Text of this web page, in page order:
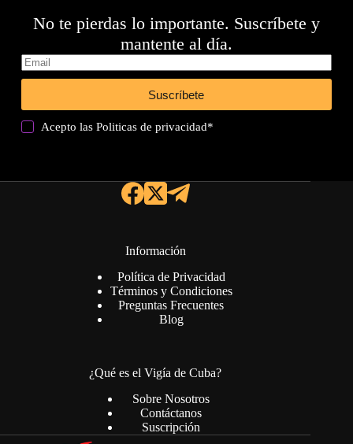
No te pierdas lo importante. Suscríbete y
mantente al día.
Suscríbete
Acepto lasPoliticas de privacidad*
Información
Política de Privacidad
Términos y Condiciones
Preguntas Frecuentes
Blog
¿Qué es el Vigía de Cuba?
Sobre Nosotros
Contáctanos
Suscripción